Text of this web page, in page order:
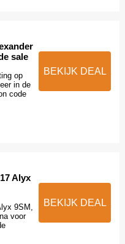
sale
op
in de
code
BEKIJK DEAL
Alyx
9SM,
voor
BEKIJK DEAL